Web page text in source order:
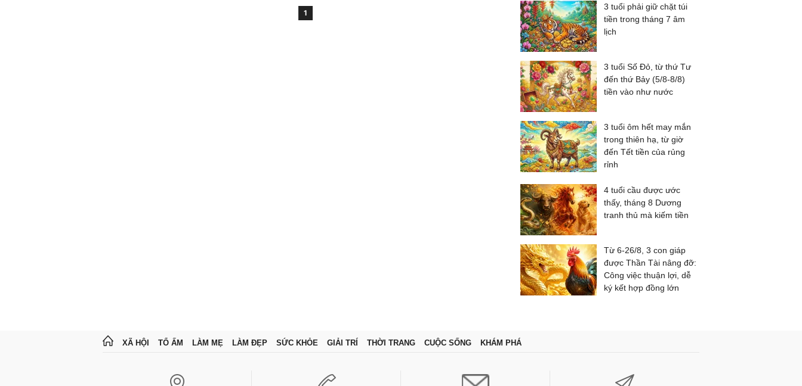
1
3 tuổi phải giữ chặt túi
tiền trong tháng 7 âm
lịch
3 tuổi Số Đỏ, từ thứ Tư
đến thứ Bảy (5/8-8/8)
tiền vào như nước
3 tuổi ôm hết may mắn
trong thiên hạ, từ giờ
đến Tết tiền của rủng
rỉnh
4 tuổi cầu được ước
thấy, tháng 8 Dương
tranh thủ mà kiếm tiền
Từ 6-26/8, 3 con giáp
được Thần Tài nâng đỡ:
Công việc thuận lợi, dễ
ký kết hợp đồng lớn
XÃ HỘI TỔ ẤM LÀM MẸ LÀM ĐẸP SỨC KHỎE GIẢI TRÍ THỜI TRANG CUỘC SỐNG KHÁM PHÁ